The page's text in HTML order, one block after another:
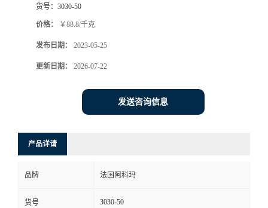
系
货号： 3030-50
价格： ￥88.8/千克
发布日期： 2023-05-25
更新日期： 2026-07-22
发送咨询信息
产品详请
品牌 法国阿科玛
货号 3030-50